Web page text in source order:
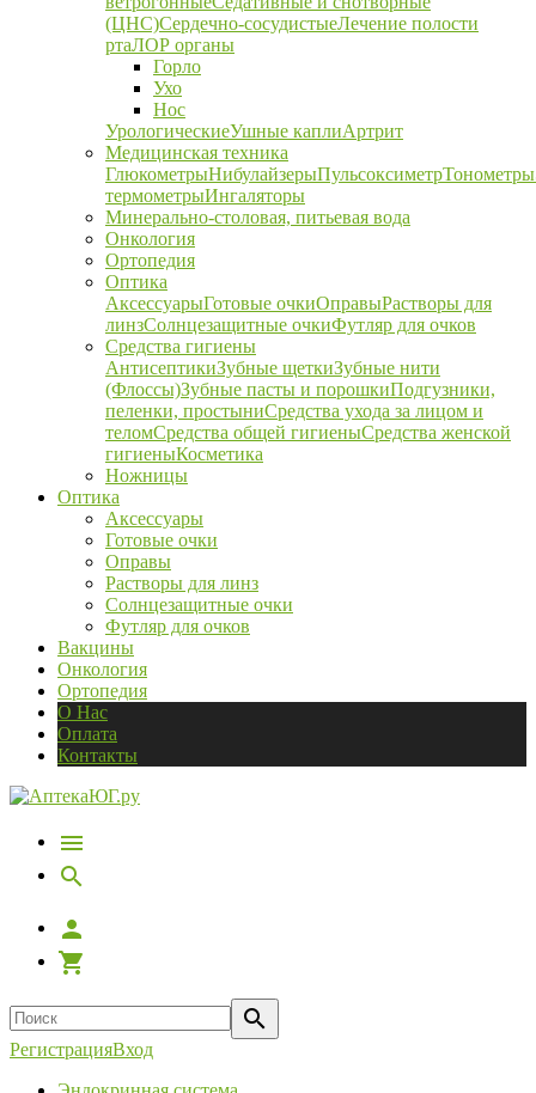
(ЦНС)Сердечно-сосудистыеЛечение полости
ртаЛОР органы
Горло
Ухо
Нос
УрологическиеУшные каплиАртрит
Медицинская техника
ГлюкометрыНибулайзерыПульсоксиметрТонометры
термометрыИнгаляторы
Минерально-столовая, питьевая вода
Онкология
Ортопедия
Оптика
АксессуарыГотовые очкиОправыРастворы для
линзСолнцезащитные очкиФутляр для очков
Средства гигиены
АнтисептикиЗубные щеткиЗубные нити
(Флоссы)Зубные пасты и порошкиПодгузники,
пеленки, простыниСредства ухода за лицом и
теломСредства общей гигиеныСредства женской
гигиеныКосметика
Ножницы
Оптика
Аксессуары
Готовые очки
Оправы
Растворы для линз
Солнцезащитные очки
Футляр для очков
Вакцины
Онкология
Ортопедия
О Нас
Оплата
Контакты
РегистрацияВход